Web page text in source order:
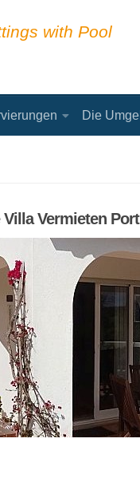
with Pool
Die
Vermieten